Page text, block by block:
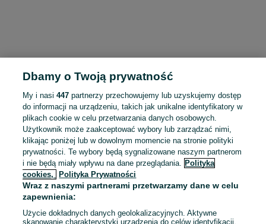
To ogłoszenie nie jest już dostępne
Dbamy o Twoją prywatność
My i nasi447 partnerzy przechowujemy lub uzyskujemy dostęp
do informacji na urządzeniu, takich jak unikalne identyfikatory w
plikach cookie w celu przetwarzania danych osobowych.
Użytkownik może zaakceptować wybory lub zarządzać nimi,
klikając poniżej lub w dowolnym momencie na stronie polityki
prywatności. Te wybory będą sygnalizowane naszym partnerom
i nie będą miały wpływu na dane przeglądania. Polityka
cookies,
Polityka Prywatności
Wraz z naszymi partnerami przetwarzamy dane w celu
zapewnienia:
Użycie dokładnych danych geolokalizacyjnych. Aktywne
skanowanie charakterystyki urządzenia do celów identyfikacji.